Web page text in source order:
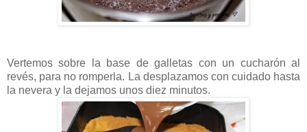
Vertemos sobre la base de galletas con un cucharón al
revés, para no romperla. La desplazamos con cuidado hasta
la nevera y la dejamos unos diez minutos.